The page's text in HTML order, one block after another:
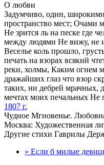
О любви
Задумчиво, один,
пространство мест; Очами
Не зрится ль на песке где
между людями Не вижу, не
Веселье коль прошло,
печать на взорах всякий
реки, холмы, Каким огнем
дражайших глаз что взор
таких, ни дебрей мрачных,
мечтах моих печальных Не
1807 г.
Чудное Мгновенье.
Москва: Художественная
Другие стихи Гаврилы
» Если б милые